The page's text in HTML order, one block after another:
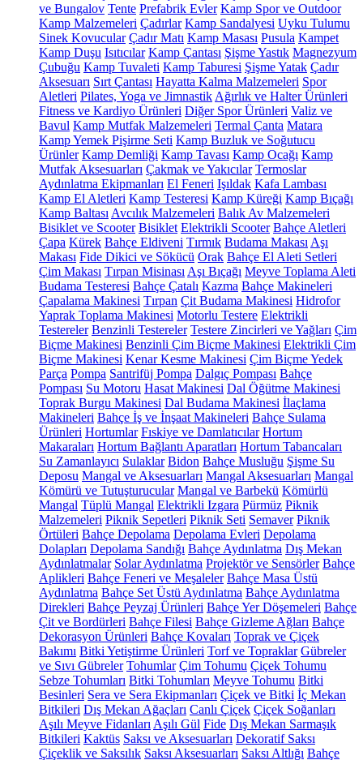
ve Bungalov Tente Prefabrik Evler Kamp Spor ve Outdoor
Kamp Malzemeleri Çadırlar Kamp Sandalyesi Uyku Tulumu
Sinek Kovucular Çadır Matı Kamp Masası Pusula Kampet
Kamp Duşu Isıtıcılar Kamp Çantası Şişme Yastık Magnezyum
Çubuğu Kamp Tuvaleti Kamp Taburesi Şişme Yatak Çadır
Aksesuarı Sırt Çantası Hayatta Kalma Malzemeleri Spor
Aletleri Pilates, Yoga ve Jimnastik Ağırlık ve Halter Ürünleri
Fitness ve Kardiyo Ürünleri Diğer Spor Ürünleri Valiz ve
Bavul Kamp Mutfak Malzemeleri Termal Çanta Matara
Kamp Yemek Pişirme Seti Kamp Buzluk ve Soğutucu
Ürünler Kamp Demliği Kamp Tavası Kamp Ocağı Kamp
Mutfak Aksesuarları Çakmak ve Yakıcılar Termoslar
Aydınlatma Ekipmanları El Feneri Işıldak Kafa Lambası
Kamp El Aletleri Kamp Testeresi Kamp Küreği Kamp Bıçağı
Kamp Baltası Avcılık Malzemeleri Balık Av Malzemeleri
Bisiklet ve Scooter Bisiklet Elektrikli Scooter Bahçe Aletleri
Çapa Kürek Bahçe Eldiveni Tırmık Budama Makası Aşı
Makası Fide Dikici ve Sökücü Orak Bahçe El Aleti Setleri
Çim Makası Tırpan Misinası Aşı Bıçağı Meyve Toplama Aleti
Budama Testeresi Bahçe Çatalı Kazma Bahçe Makineleri
Çapalama Makinesi Tırpan Çit Budama Makinesi Hidrofor
Yaprak Toplama Makinesi Motorlu Testere Elektrikli
Testereler Benzinli Testereler Testere Zincirleri ve Yağları Çim
Biçme Makinesi Benzinli Çim Biçme Makinesi Elektrikli Çim
Biçme Makinesi Kenar Kesme Makinesi Çim Biçme Yedek
Parça Pompa Santrifüj Pompa Dalgıç Pompası Bahçe
Pompası Su Motoru Hasat Makinesi Dal Öğütme Makinesi
Toprak Burgu Makinesi Dal Budama Makinesi İlaçlama
Makineleri Bahçe İş ve İnşaat Makineleri Bahçe Sulama
Ürünleri Hortumlar Fıskiye ve Damlatıcılar Hortum
Makaraları Hortum Bağlantı Aparatları Hortum Tabancaları
Su Zamanlayıcı Sulaklar Bidon Bahçe Musluğu Şişme Su
Deposu Mangal ve Aksesuarları Mangal Aksesuarları Mangal
Kömürü ve Tutuşturucular Mangal ve Barbekü Kömürlü
Mangal Tüplü Mangal Elektrikli Izgara Pürmüz Piknik
Malzemeleri Piknik Sepetleri Piknik Seti Semaver Piknik
Örtüleri Bahçe Depolama Depolama Evleri Depolama
Dolapları Depolama Sandığı Bahçe Aydınlatma Dış Mekan
Aydınlatmalar Solar Aydınlatma Projektör ve Sensörler Bahçe
Aplikleri Bahçe Feneri ve Meşaleler Bahçe Masa Üstü
Aydınlatma Bahçe Set Üstü Aydınlatma Bahçe Aydınlatma
Direkleri Bahçe Peyzaj Ürünleri Bahçe Yer Döşemeleri Bahçe
Çit ve Bordürleri Bahçe Filesi Bahçe Gizleme Ağları Bahçe
Dekorasyon Ürünleri Bahçe Kovaları Toprak ve Çiçek
Bakımı Bitki Yetiştirme Ürünleri Torf ve Topraklar Gübreler
ve Sıvı Gübreler Tohumlar Çim Tohumu Çiçek Tohumu
Sebze Tohumları Bitki Tohumları Meyve Tohumu Bitki
Besinleri Sera ve Sera Ekipmanları Çiçek ve Bitki İç Mekan
Bitkileri Dış Mekan Ağaçları Canlı Çiçek Çiçek Soğanları
Aşılı Meyve Fidanları Aşılı Gül Fide Dış Mekan Sarmaşık
Bitkileri Kaktüs Saksı ve Aksesuarları Dekoratif Saksı
Çiçeklik ve Saksılık Saksı Aksesuarları Saksı Altlığı Bahçe